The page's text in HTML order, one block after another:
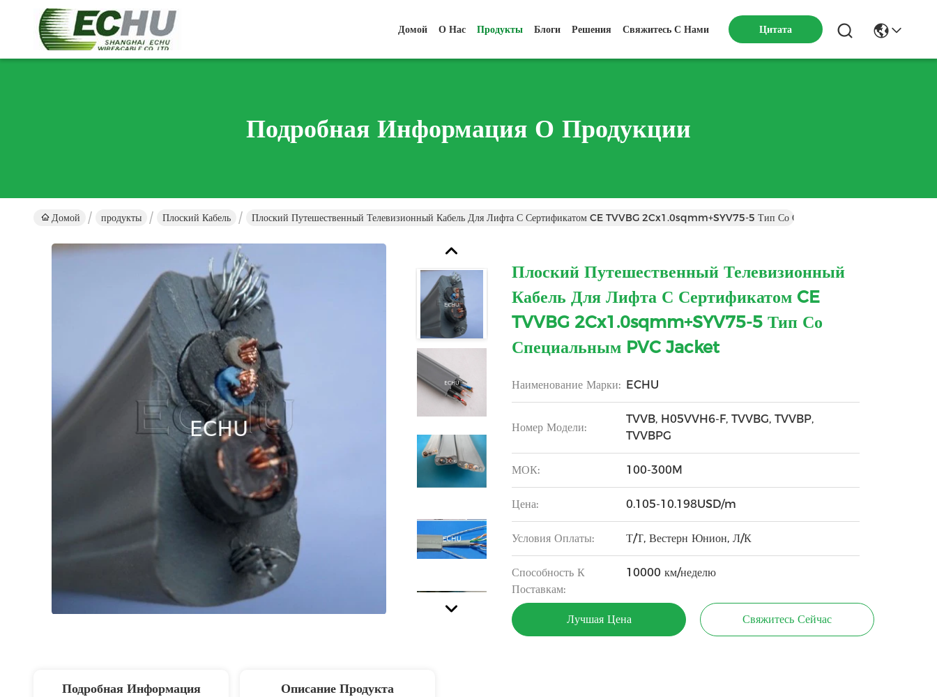
Домой О Нас Продукты Блоги Решения Свяжитесь С Нами Цитата
Подробная Информация О Продукции
Домой продукты Плоский Кабель Плоский Путешественный Телевизионный Кабель Для Лифта С Сертификатом CE TVVBG 2Cx1.0sqmm+SYV75-5 Тип Со Специальным PVC Jacket
Плоский Путешественный Телевизионный
Кабель Для Лифта С Сертификатом CE
TVVBG 2Cx1.0sqmm+SYV75-5 Тип Со
Специальным PVC Jacket
Наименование Марки: ECHU
Номер Модели:
TVVB, H05VVH6-F, TVVBG, TVVBP,
TVVBPG
МОК: 100-300M
Цена: 0.105-10.198USD/m
Условия Оплаты: Т/Т, Вестерн Юнион, Л/К
Способность К
Поставкам:
10000 км/неделю
Лучшая Цена Свяжитесь Сейчас
Подробная Информация Описание Продукта